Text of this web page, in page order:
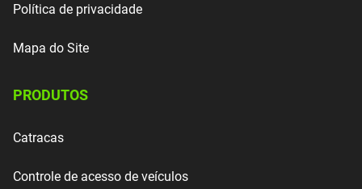
Política de privacidade
Mapa do Site
PRODUTOS
Catracas
Controle de acesso de veículos